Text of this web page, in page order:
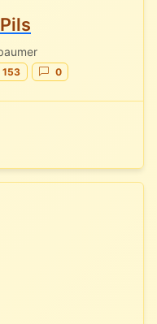
153 0